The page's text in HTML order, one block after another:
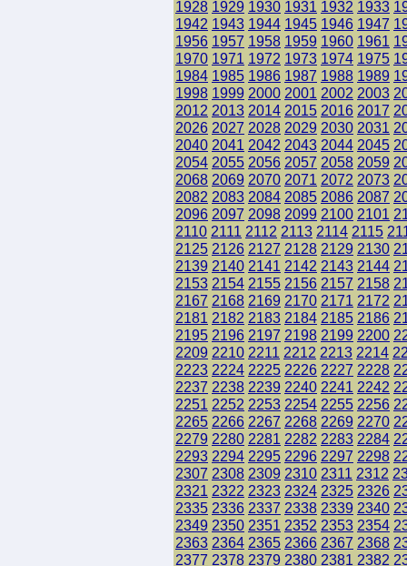
1928 1929 1930 1931 1932 1933
1942 1943 1944 1945 1946 1947
1956 1957 1958 1959 1960 1961
1970 1971 1972 1973 1974 1975
1984 1985 1986 1987 1988 1989
1998 1999 2000 2001 2002 2003
2012 2013 2014 2015 2016 2017
2026 2027 2028 2029 2030 2031
2040 2041 2042 2043 2044 2045
2054 2055 2056 2057 2058 2059
2068 2069 2070 2071 2072 2073
2082 2083 2084 2085 2086 2087
2096 2097 2098 2099 2100 2101
2110 2111 2112 2113 2114 2115
2125 2126 2127 2128 2129 2130
2139 2140 2141 2142 2143 2144
2153 2154 2155 2156 2157 2158
2167 2168 2169 2170 2171 2172
2181 2182 2183 2184 2185 2186
2195 2196 2197 2198 2199 2200
2209 2210 2211 2212 2213 2214
2223 2224 2225 2226 2227 2228
2237 2238 2239 2240 2241 2242
2251 2252 2253 2254 2255 2256
2265 2266 2267 2268 2269 2270
2279 2280 2281 2282 2283 2284
2293 2294 2295 2296 2297 2298
2307 2308 2309 2310 2311 2312
2321 2322 2323 2324 2325 2326
2335 2336 2337 2338 2339 2340
2349 2350 2351 2352 2353 2354
2363 2364 2365 2366 2367 2368
2377 2378 2379 2380 2381 2382